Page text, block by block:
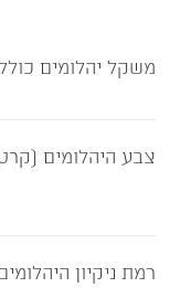
משקל יהלומים
צבע היהלומים
רמת ניקיון